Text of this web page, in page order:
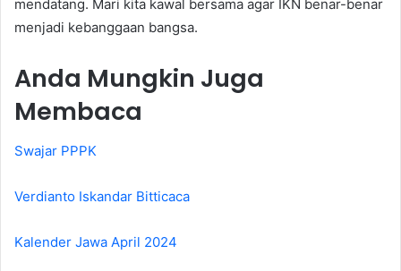
mendatang. Mari kita kawal bersama agar IKN benar-benar
menjadi kebanggaan bangsa.
Anda Mungkin Juga
Membaca
Swajar PPPK
Verdianto Iskandar Bitticaca
Kalender Jawa April 2024